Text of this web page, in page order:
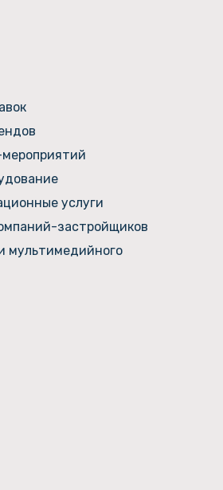
мероприятий
услуги
застройщиков
мультимедийного